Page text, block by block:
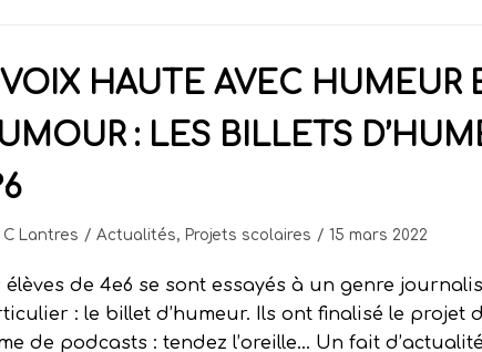
HAUTE AVEC HUMEUR
: LES BILLETS
C Lantres Actualités, Projets scolaires 15 mars 2022
élèves de 4e6 se sont essayés à un genre
: le billet d’humeur. Ils ont finalisé le projet
de podcasts : tendez l’oreille… Un fait